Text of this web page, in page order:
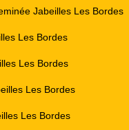
Jabeilles Les Bordes
Les Bordes
Les Bordes
Les Bordes
Les Bordes